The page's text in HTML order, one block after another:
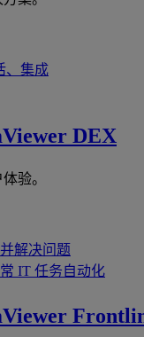
、集成
DEX
验。
解决问题
IT 任务自动化